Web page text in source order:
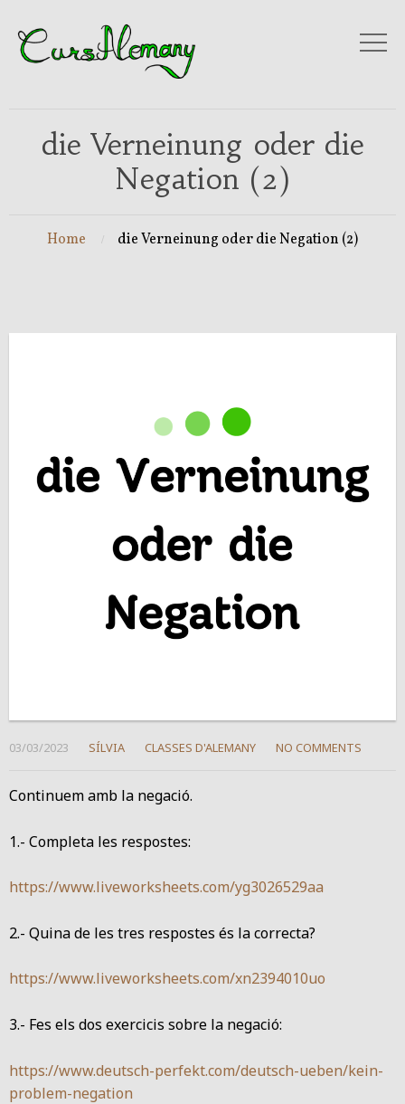
die Verneinung oder die
Negation (2)
Home die Verneinung oder die Negation (2)
03/03/2023 SÍLVIA CLASSES D'ALEMANY NO COMMENTS
Continuem amb la negació.
1.- Completa les respostes:
https://www.liveworksheets.com/yg3026529aa
2.- Quina de les tres respostes és la correcta?
https://www.liveworksheets.com/xn2394010uo
3.- Fes els dos exercicis sobre la negació:
https://www.deutsch-perfekt.com/deutsch-ueben/kein-
problem-negation